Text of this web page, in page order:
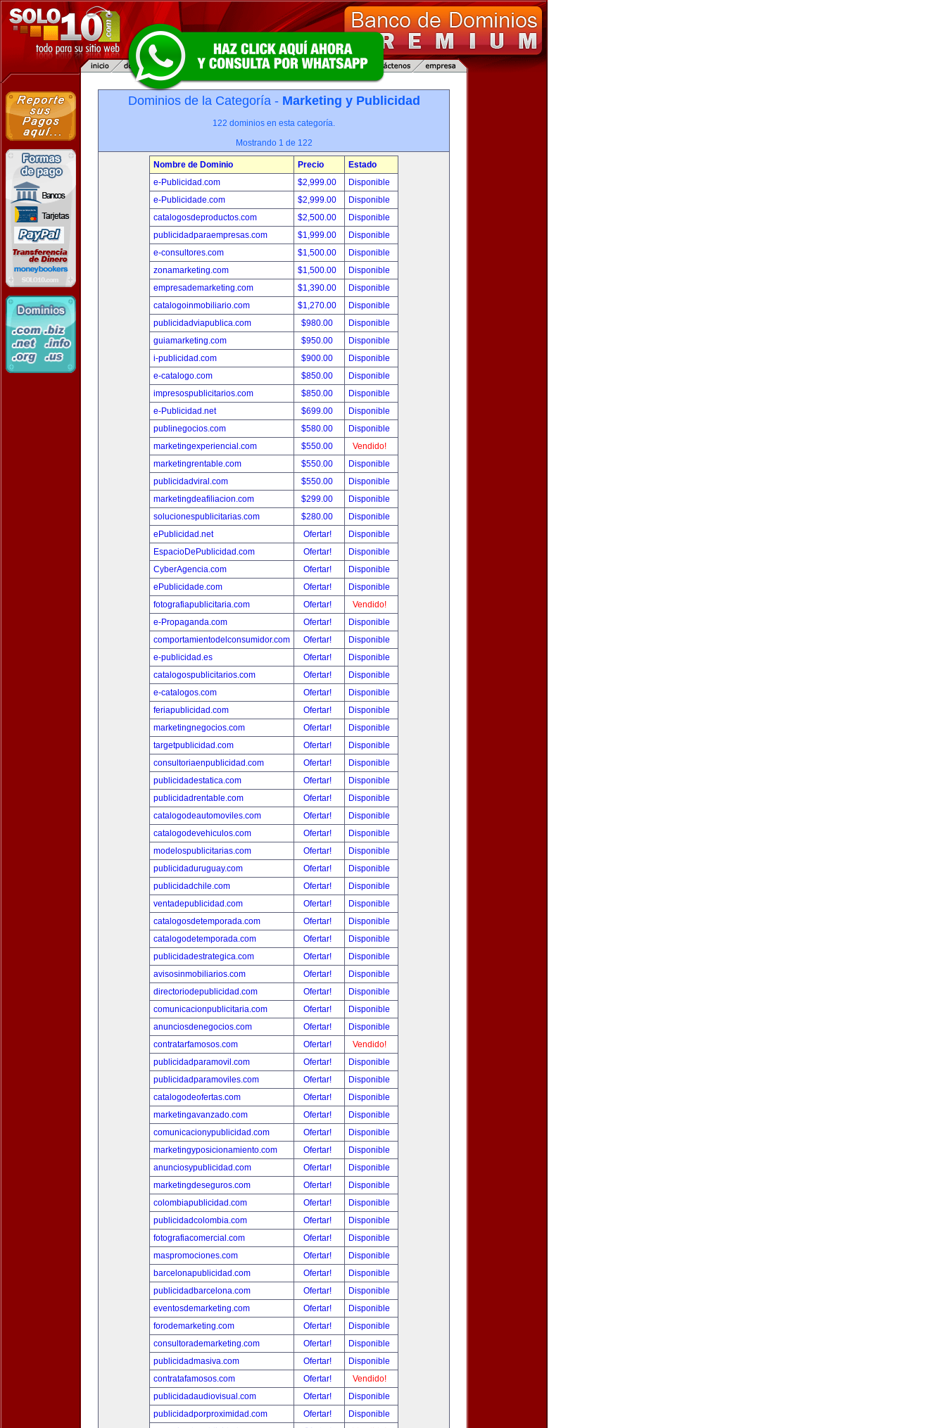
Dominios de la Categoría - Marketing y Publicidad
122 dominios en esta categoría.
Mostrando 1 de 122
Nombre de Dominio Precio
Estado
e-Publicidad.com
$2,999.00
Disponible
e-Publicidade.com
$2,999.00
Disponible
catalogosdeproductos.com
$2,500.00
Disponible
publicidadparaempresas.com
$1,999.00
Disponible
e-consultores.com
$1,500.00
Disponible
zonamarketing.com
$1,500.00
Disponible
empresademarketing.com
$1,390.00
Disponible
catalogoinmobiliario.com
$1,270.00
Disponible
publicidadviapublica.com
$980.00
Disponible
guiamarketing.com
$950.00
Disponible
i-publicidad.com
$900.00
Disponible
e-catalogo.com
$850.00
Disponible
impresospublicitarios.com
$850.00
Disponible
e-Publicidad.net
$699.00
Disponible
publinegocios.com
$580.00
Disponible
marketingexperiencial.com
$550.00
Vendido!
marketingrentable.com
$550.00
Disponible
publicidadviral.com
$550.00
Disponible
marketingdeafiliacion.com
$299.00
Disponible
solucionespublicitarias.com
$280.00
Disponible
ePublicidad.net
Ofertar!
Disponible
EspacioDePublicidad.com
Ofertar!
Disponible
CyberAgencia.com
Ofertar!
Disponible
ePublicidade.com
Ofertar!
Disponible
fotografiapublicitaria.com
Ofertar!
Vendido!
e-Propaganda.com
Ofertar!
Disponible
comportamientodelconsumidor.com
Ofertar!
Disponible
e-publicidad.es
Ofertar!
Disponible
catalogospublicitarios.com
Ofertar!
Disponible
e-catalogos.com
Ofertar!
Disponible
feriapublicidad.com
Ofertar!
Disponible
marketingnegocios.com
Ofertar!
Disponible
targetpublicidad.com
Ofertar!
Disponible
consultoriaenpublicidad.com
Ofertar!
Disponible
publicidadestatica.com
Ofertar!
Disponible
publicidadrentable.com
Ofertar!
Disponible
catalogodeautomoviles.com
Ofertar!
Disponible
catalogodevehiculos.com
Ofertar!
Disponible
modelospublicitarias.com
Ofertar!
Disponible
publicidaduruguay.com
Ofertar!
Disponible
publicidadchile.com
Ofertar!
Disponible
ventadepublicidad.com
Ofertar!
Disponible
catalogosdetemporada.com
Ofertar!
Disponible
catalogodetemporada.com
Ofertar!
Disponible
publicidadestrategica.com
Ofertar!
Disponible
avisosinmobiliarios.com
Ofertar!
Disponible
directoriodepublicidad.com
Ofertar!
Disponible
comunicacionpublicitaria.com
Ofertar!
Disponible
anunciosdenegocios.com
Ofertar!
Disponible
contratarfamosos.com
Ofertar!
Vendido!
publicidadparamovil.com
Ofertar!
Disponible
publicidadparamoviles.com
Ofertar!
Disponible
catalogodeofertas.com
Ofertar!
Disponible
marketingavanzado.com
Ofertar!
Disponible
comunicacionypublicidad.com
Ofertar!
Disponible
marketingyposicionamiento.com
Ofertar!
Disponible
anunciosypublicidad.com
Ofertar!
Disponible
marketingdeseguros.com
Ofertar!
Disponible
colombiapublicidad.com
Ofertar!
Disponible
publicidadcolombia.com
Ofertar!
Disponible
fotografiacomercial.com
Ofertar!
Disponible
maspromociones.com
Ofertar!
Disponible
barcelonapublicidad.com
Ofertar!
Disponible
publicidadbarcelona.com
Ofertar!
Disponible
eventosdemarketing.com
Ofertar!
Disponible
forodemarketing.com
Ofertar!
Disponible
consultorademarketing.com
Ofertar!
Disponible
publicidadmasiva.com
Ofertar!
Disponible
contratafamosos.com
Ofertar!
Vendido!
publicidadaudiovisual.com
Ofertar!
Disponible
publicidadporproximidad.com
Ofertar!
Disponible